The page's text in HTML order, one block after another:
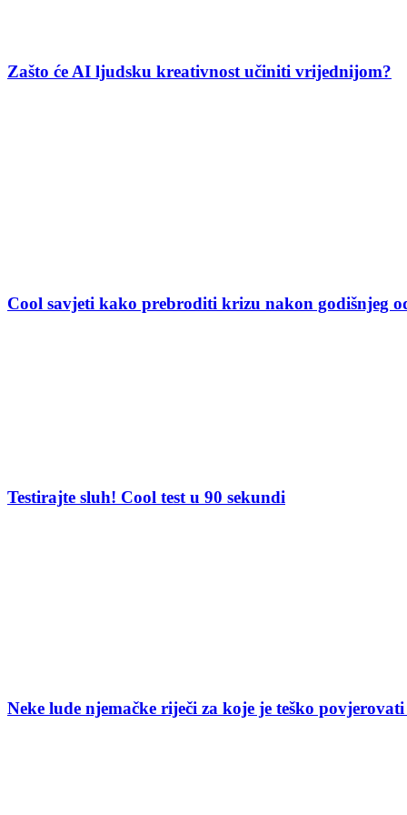
Zašto će AI ljudsku kreativnost učiniti vrijednijom?
Cool savjeti kako prebroditi krizu nakon godišnjeg
Testirajte sluh! Cool test u 90 sekundi
Neke lude njemačke riječi za koje je teško